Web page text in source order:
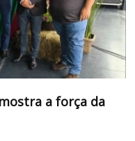
a força da